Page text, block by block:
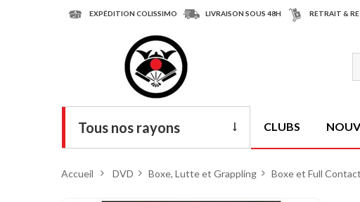
EXPÉDITION COLISSIMO LIVRAISON SOUS 48H RETRAIT &
Tous nos rayons CLUBS
Accueil > DVD > Boxe, Lutte et Grappling > Boxe et Full Contact